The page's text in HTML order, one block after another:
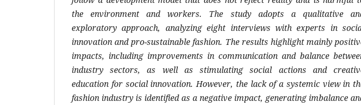
the environment and workers. The study adopts a qualitative
exploratory approach, analyzing eight interviews with experts in
innovation and pro-sustainable fashion. The results highlight mainly
impacts, including improvements in communication and balance
industry sectors, as well as stimulating social actions and
education for social innovation. However, the lack of a systemic view in
fashion industry is identified as a negative impact, generating imbalance